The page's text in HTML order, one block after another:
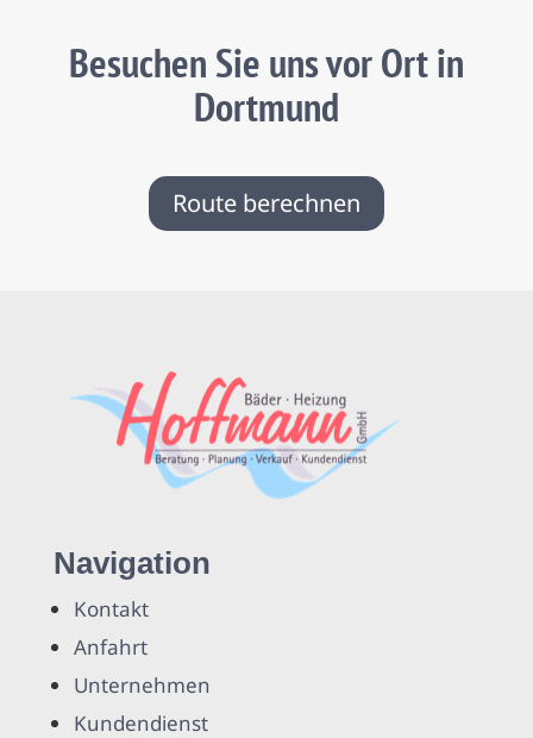
Besuchen Sie uns vor Ort in
Dortmund
Route berechnen
Navigation
Kontakt
Anfahrt
Unternehmen
Kundendienst